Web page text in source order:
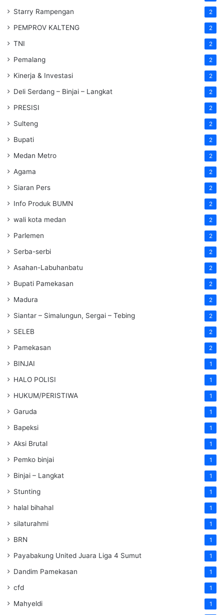
Starry Rampengan 2
PEMPROV KALTENG 2
TNI 2
Pemalang 2
Kinerja & Investasi 2
Deli Serdang – Binjai – Langkat 2
PRESISI 2
Sulteng 2
Bupati 2
Medan Metro 2
Agama 2
Siaran Pers 2
Info Produk BUMN 2
wali kota medan 2
Parlemen 2
Serba-serbi 2
Asahan-Labuhanbatu 2
Bupati Pamekasan 2
Madura 2
Siantar – Simalungun, Sergai – Tebing 2
SELEB 2
Pamekasan 2
BINJAI 1
HALO POLISI 1
HUKUM/PERISTIWA 1
Garuda 1
Bapeksi 1
Aksi Brutal 1
Pemko binjai 1
Binjai – Langkat 1
Stunting 1
halal bihahal 1
silaturahmi 1
BRN 1
Payabakung United Juara Liga 4 Sumut 1
Dandim Pamekasan 1
cfd 1
Mahyeldi 1